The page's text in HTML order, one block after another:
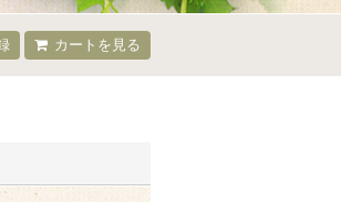
カートを見る